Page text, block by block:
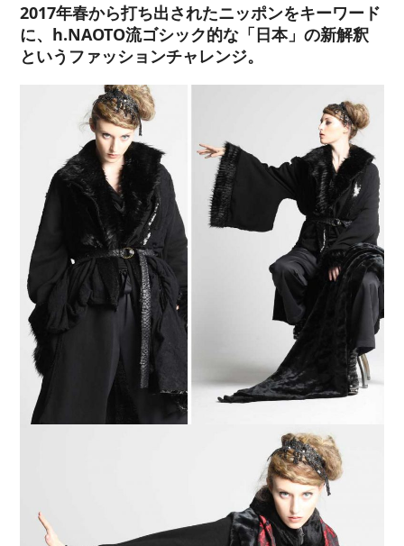
2017年春から打ち出されたニッポンをキーワード
に、h.NAOTO流ゴシック的な「日本」の新解釈
というファッションチャレンジ。